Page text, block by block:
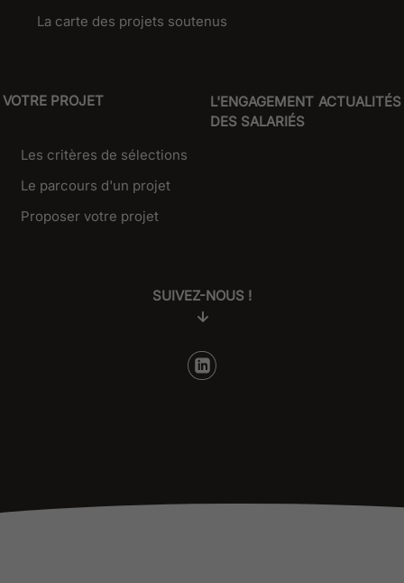
La carte des projets soutenus
VOTRE PROJET
Les critères de sélections
Le parcours d'un projet
Proposer votre projet
L'ENGAGEMENT
DES SALARIÉS
ACTUALITÉS
SUIVEZ-NOUS !